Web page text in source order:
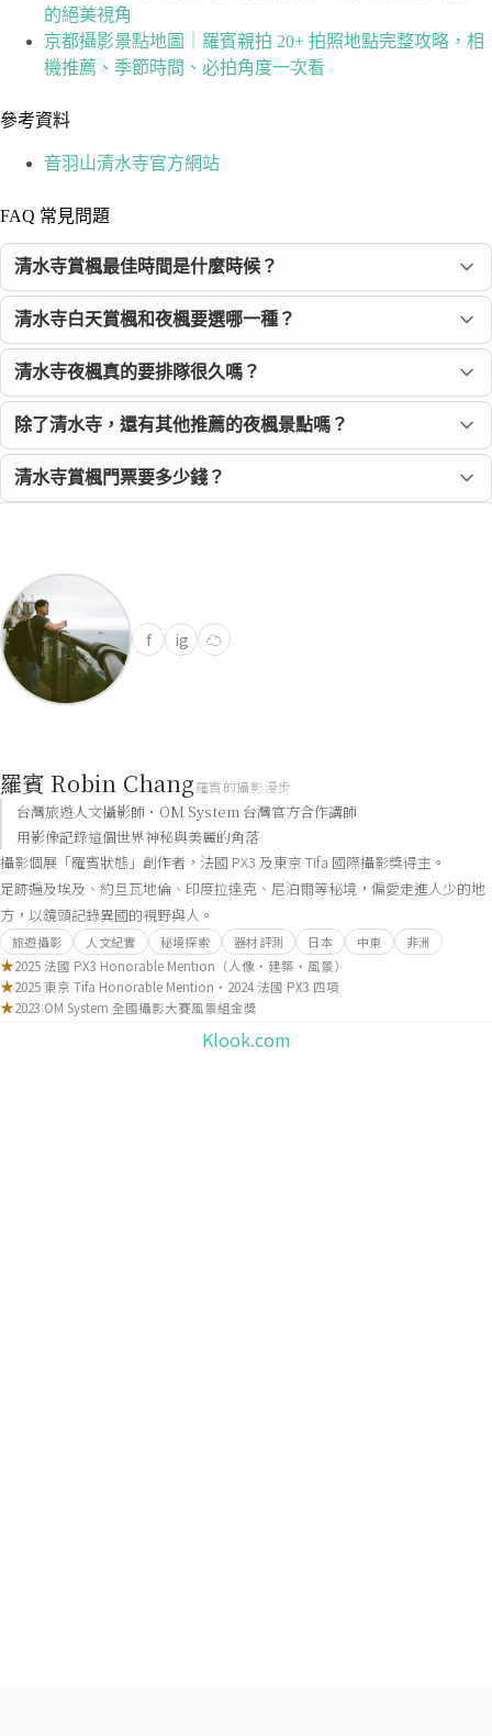
的絕美視角
京都攝影景點地圖｜羅賓親拍 20+ 拍照地點完整攻略，相
機推薦、季節時間、必拍角度一次看
參考資料
音羽山清水寺官方網站
FAQ 常見問題
清水寺賞楓最佳時間是什麼時候？
清水寺白天賞楓和夜楓要選哪一種？
清水寺夜楓真的要排隊很久嗎？
除了清水寺，還有其他推薦的夜楓景點嗎？
清水寺賞楓門票要多少錢？
f ig ☁
羅賓 Robin Chang羅賓的攝影漫步
台灣旅遊人文攝影師・OM System 台灣官方合作講師
用影像記錄這個世界神秘與美麗的角落
攝影個展「羅賓狀態」創作者，法國 PX3 及東京 Tifa 國際攝影獎得主。
足跡遍及埃及、約旦瓦地倫、印度拉達克、尼泊爾等秘境，偏愛走進人少的地
方，以鏡頭記錄異國的視野與人。
旅遊攝影 人文紀實 秘境探索 器材評測 日本 中東 非洲
★2025 法國 PX3 Honorable Mention（人像・建築・風景）
★2025 東京 Tifa Honorable Mention・2024 法國 PX3 四項
★2023 OM System 全國攝影大賽風景組金獎
Klook.com